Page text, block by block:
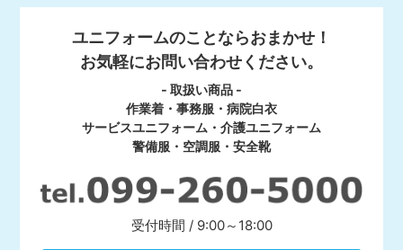
ユニフォームのことならおまかせ！
お気軽にお問い合わせください。
- 取扱い商品 -
作業着・事務服・病院白衣
サービスユニフォーム・介護ユニフォーム
警備服・空調服・安全靴
受付時間 / 9:00～18:00